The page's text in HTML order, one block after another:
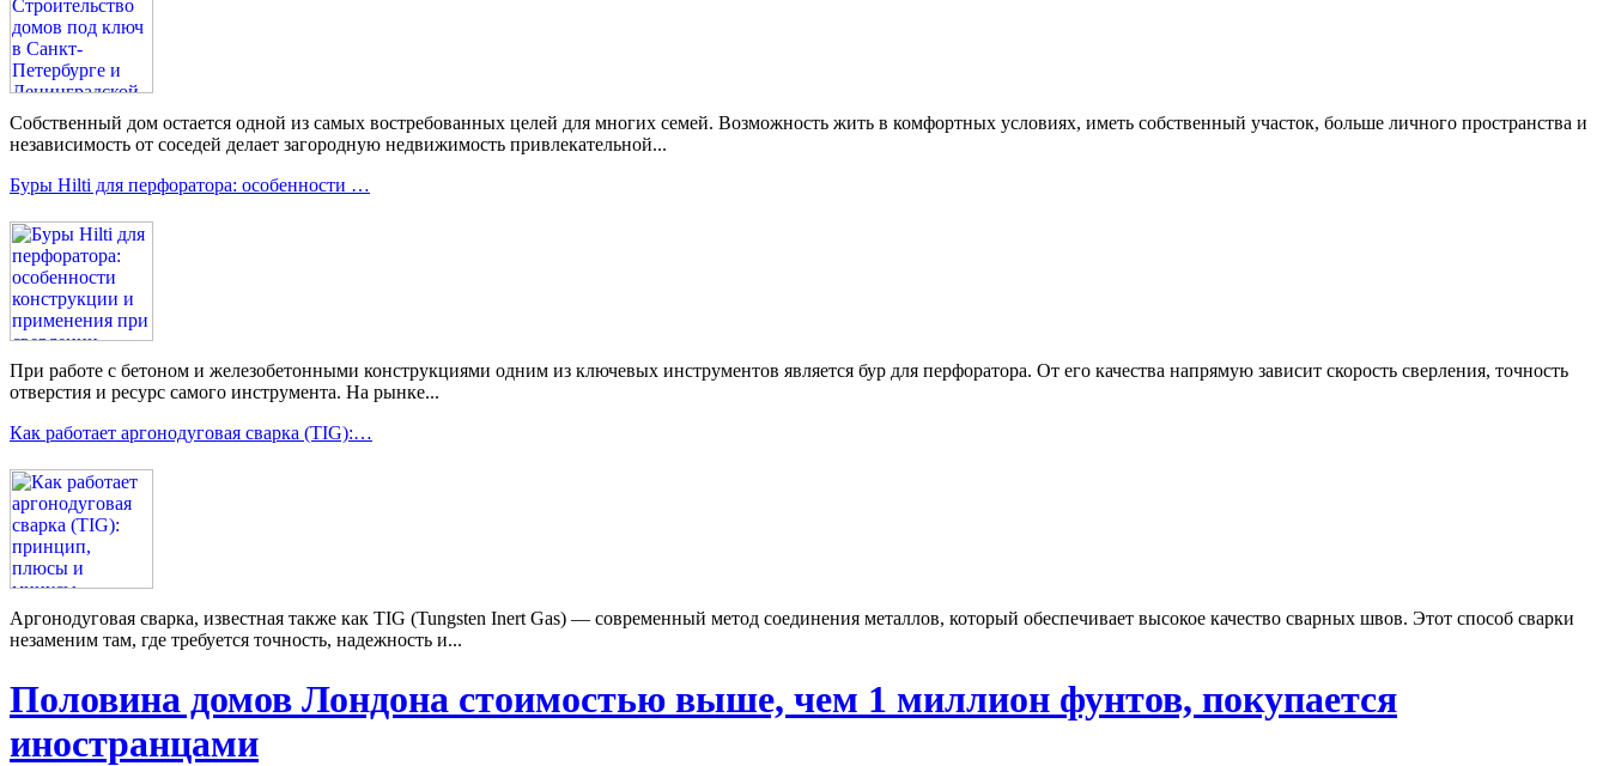
Собственный дом остается одной из самых востребованных целей для многих семей. Возможность жить в комфортных условиях, иметь собственный участок, больше личного пространства и
независимость от соседей делает загородную недвижимость привлекательной...
Буры Hilti для перфоратора: особенности …
При работе с бетоном и железобетонными конструкциями одним из ключевых инструментов является бур для перфоратора. От его качества напрямую зависит скорость сверления, точность
отверстия и ресурс самого инструмента. На рынке...
Как работает аргонодуговая сварка (TIG):…
Аргонодуговая сварка, известная также как TIG (Tungsten Inert Gas) — современный метод соединения металлов, который обеспечивает высокое качество сварных швов. Этот способ сварки
незаменим там, где требуется точность, надежность и...
Половина домов Лондона стоимостью выше, чем 1 миллион фунтов, покупается
иностранцами